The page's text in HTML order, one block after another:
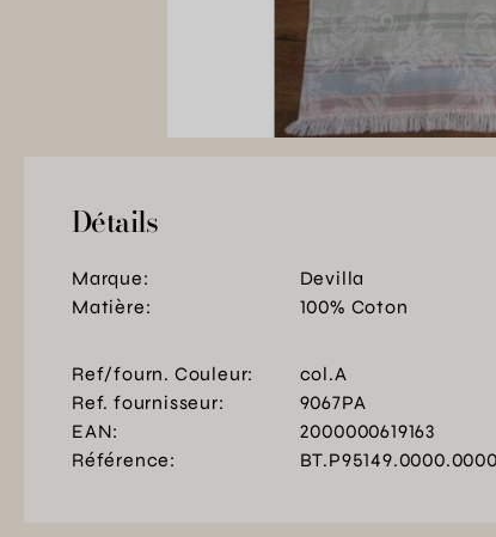
Détails
Marque:
Devilla
Matière:
100% Coton
Ref/fourn. Couleur:
col.A
Ref. fournisseur:
9067PA
EAN:
2000000619163
Référence: